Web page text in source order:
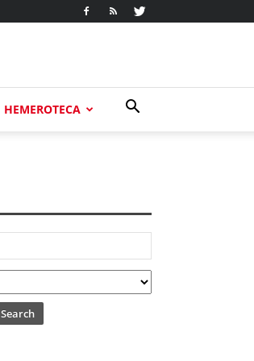
HEMEROTECA
Search